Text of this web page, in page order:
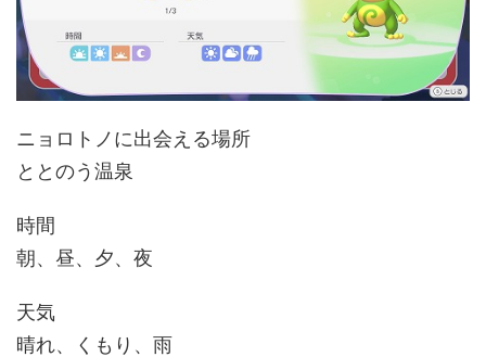
ニョロトノに出会える場所
ととのう温泉
時間
朝、昼、夕、夜
天気
晴れ、くもり、雨